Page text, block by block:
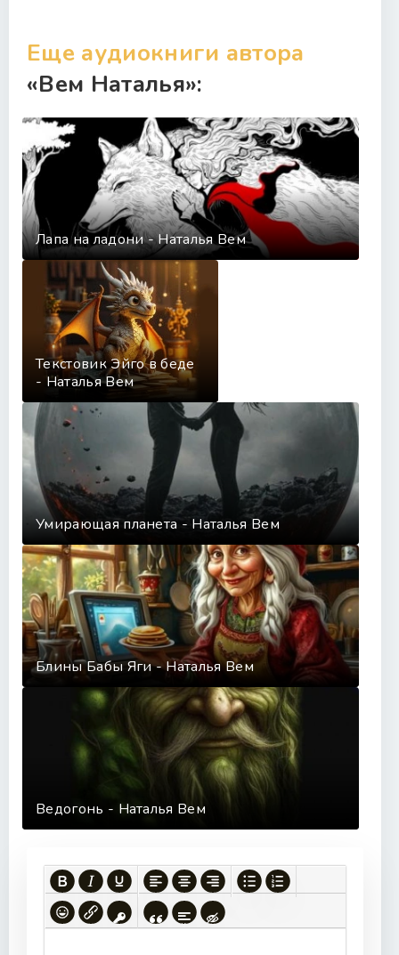
Еще аудиокниги автора
«Вем Наталья»:
Лапа на ладони - Наталья Вем
Текстовик Эйго в беде
- Наталья Вем
Умирающая планета - Наталья Вем
Блины Бабы Яги - Наталья Вем
Ведогонь - Наталья Вем